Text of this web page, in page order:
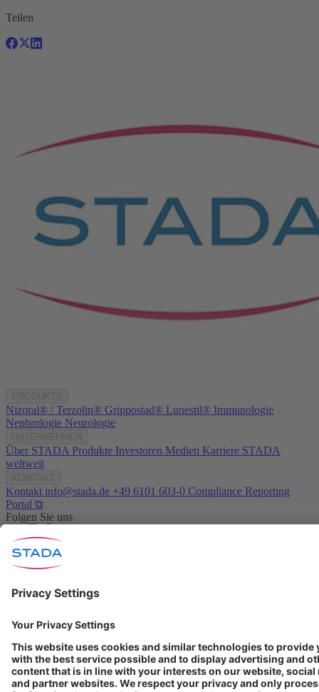
Teilen
Nizoral® / Terzolin® Grippostad® Lunestil® Immunologie
Nephrologie Neurologie
Über STADA Produkte Investoren Medien Karriere STADA
weltweit
Kontakt info@stada.de +49 6101 603-0 Compliance Reporting
Portal ⧉
Folgen Sie uns
Nutzungsbedingungen
Impressum
Cookie Einstellungen
Progenerika | © Copyright STADA Arzneimittel AG 2025